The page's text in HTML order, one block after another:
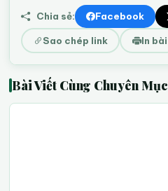
Chia sẻ: Facebook
Sao chép link In bài
Bài Viết Cùng Chuyên Mục